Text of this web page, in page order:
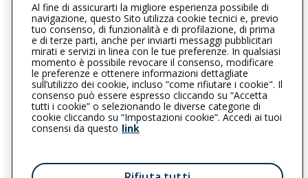
0521289580 0521200467
parmasantabrigida@cattolica.it
cavarrettaassicurazionisrl@pec.it
L’intermediario è soggetto al controllo dell’IVASS. Consulta il
Registro RUI al seguentelink
Privacy | Cookie | Il Gruppo Generali
Al fine di assicurarti la migliore esperienza possibile di
navigazione, questo Sito utilizza cookie tecnici e, previo
tuo consenso, di funzionalità e di profilazione, di prima
e di terze parti, anche per inviarti messaggi pubblicitari
mirati e servizi in linea con le tue preferenze. In qualsiasi
momento è possibile revocare il consenso, modificare
le preferenze e ottenere informazioni dettagliate
sull’utilizzo dei cookie, incluso “come rifiutare i cookie". Il
consenso può essere espresso cliccando su “Accetta
tutti i cookie” o selezionando le diverse categorie di
cookie cliccando su “Impostazioni cookie”. Accedi ai tuoi
consensi da questo link